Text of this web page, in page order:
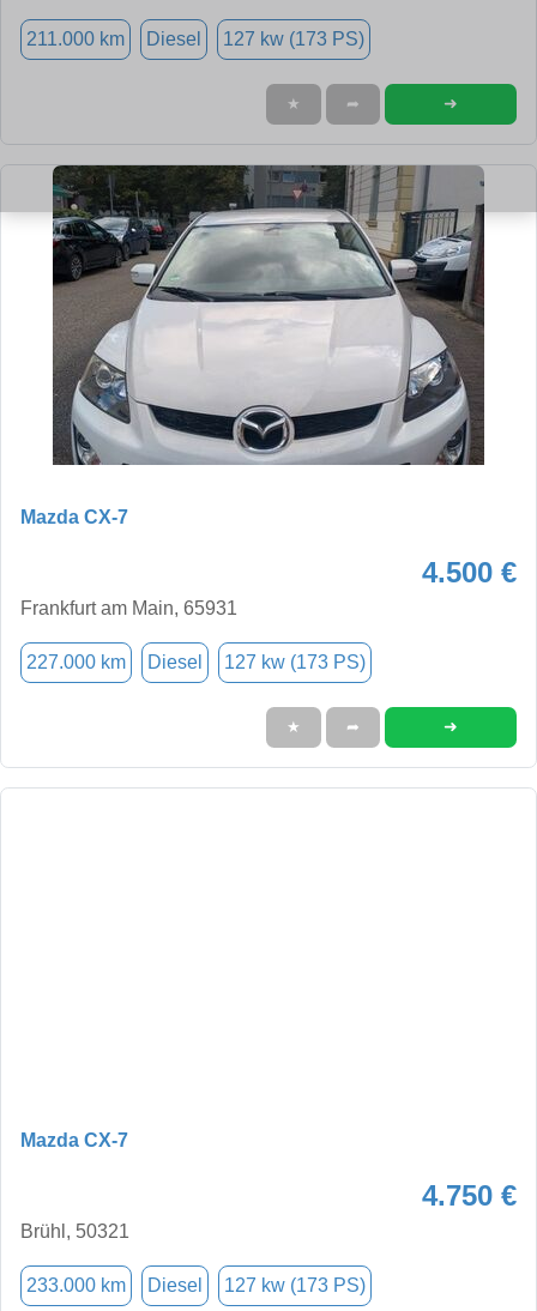
211.000 km Diesel 127 kw (173 PS)
★ ➦ ➜
Mazda CX-7
4.500 €
Frankfurt am Main, 65931
227.000 km Diesel 127 kw (173 PS)
★ ➦ ➜
Mazda CX-7
4.750 €
Brühl, 50321
233.000 km Diesel 127 kw (173 PS)